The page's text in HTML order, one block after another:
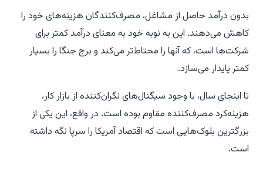
بدون درآمد حاصل از مشاغل، مصرف‌کنندگان هزینه‌های خود را
کاهش می‌دهند. این به نوبه خود به معنای درآمد کمتر برای
شرکت‌ها است، که آنها را محتاط‌تر می‌کند و برج جنگا را بسیار
کمتر پایدار می‌سازد.
تا اینجای سال، با وجود سیگنال‌های نگران‌کننده از بازار کار،
هزینه‌کرد مصرف‌کننده مقاوم بوده است. در واقع، این یکی از
بزرگترین بلوک‌هایی است که اقتصاد آمریکا را سرپا نگه داشته
است.